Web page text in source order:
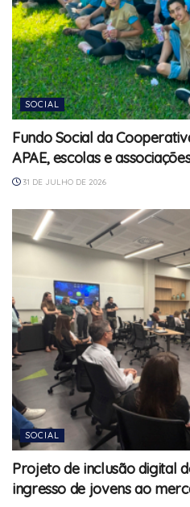
SOCIAL
Fundo Social da
APAE, escolas e
31 DE JULHO DE 2026
SOCIAL
Projeto de inclusão digital
ingresso de jovens ao